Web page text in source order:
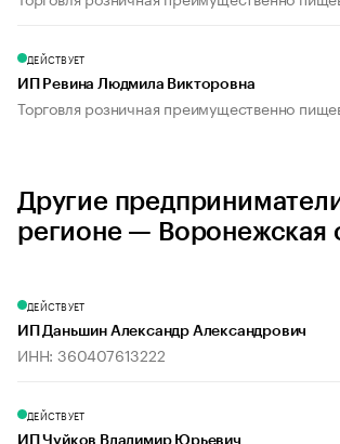
ДЕЙСТВУЕТ
ИП Ревина Людмила Викторовна
Торговля розничная преимущественно
Другие
регионе — Воронежская
ДЕЙСТВУЕТ
ИП Даньшин Александр Александрович
ИНН: 360407613222
ДЕЙСТВУЕТ